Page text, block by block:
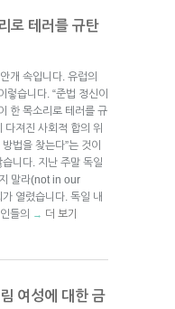
로 테러를 규탄
개 속입니다. 유럽의
습니다. “준법 정신이
한 목소리로 테러를 규
다져진 사회적 합의 위
법을 찾는다”는 것이
니다. 지난 주말 독일
말라(not in our
열렸습니다. 독일 내
들의
→ 더 보기
여성에 대한 금